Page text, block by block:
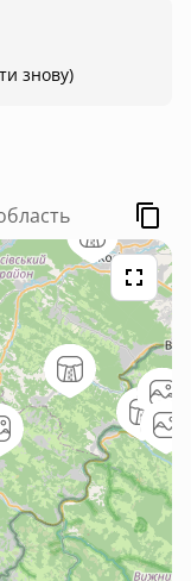
знову)